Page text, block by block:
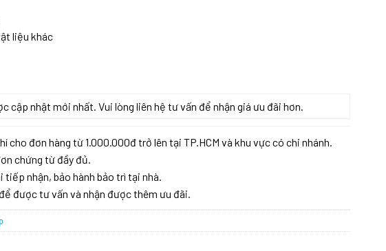
liệu khác
cập nhật mới nhất. Vui lòng liên hệ tư vấn để nhận giá ưu đãi hơn.
cho đơn hàng từ 1.000.000đ trở lên tại TP.HCM và khu vực có chi nhánh.
chứng từ đầy đủ.
tiếp nhận, bảo hành bảo trì tại nhà.
được tư vấn và nhận được thêm ưu đãi.